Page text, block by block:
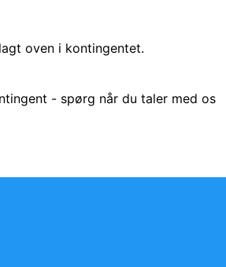
oven i kontingentet.
- spørg når du taler med os